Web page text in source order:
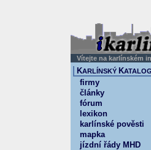
Vítejte na karlínském
KARLÍNSKÝ KATALOG
firmy
články
fórum
lexikon
karlínské pověsti
mapka
jízdní řády MHD